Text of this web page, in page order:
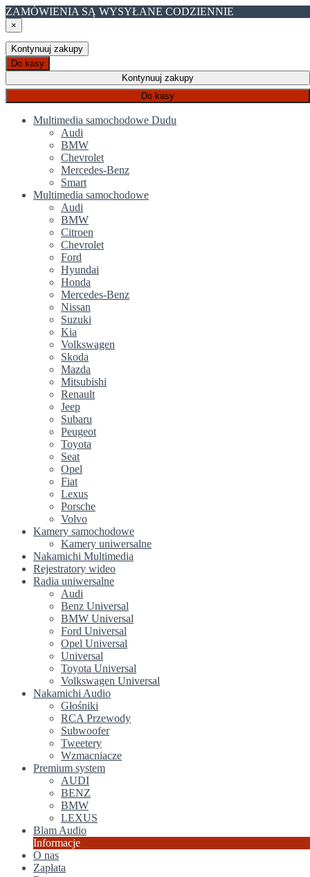
ZAMÓWIENIA SĄ WYSYŁANE CODZIENNIE
×
Kontynuuj zakupy
Do kasy
Kontynuuj zakupy
Do kasy
Multimedia samochodowe Dudu
Audi
BMW
Chevrolet
Mercedes-Benz
Smart
Multimedia samochodowe
Audi
BMW
Citroen
Chevrolet
Ford
Hyundai
Honda
Mercedes-Benz
Nissan
Suzuki
Kia
Volkswagen
Skoda
Mazda
Mitsubishi
Renault
Jeep
Subaru
Peugeot
Toyota
Seat
Opel
Fiat
Lexus
Porsche
Volvo
Kamery samochodowe
Kamery uniwersalne
Nakamichi Multimedia
Rejestratory wideo
Radia uniwersalne
Audi
Benz Universal
BMW Universal
Ford Universal
Opel Universal
Universal
Toyota Universal
Volkswagen Universal
Nakamichi Audio
Głośniki
RCA Przewody
Subwoofer
Tweetery
Wzmacniacze
Premium system
AUDI
BENZ
BMW
LEXUS
Blam Audio
Informacje
O nas
Zapłata